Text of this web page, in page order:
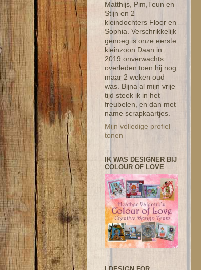
Matthijs, Pim,Teun en
Stijn en 2
kleindochters Floor en
Sophia. Verschrikkelijk
genoeg is onze eerste
kleinzoon Daan in
2019 onverwachts
overleden toen hij nog
maar 2 weken oud
was. Bijna al mijn vrije
tijd steek ik in het
freubelen, en dan met
name scrapkaartjes.
Mijn volledige profiel
tonen
IK WAS DESIGNER BIJ
COLOUR OF LOVE